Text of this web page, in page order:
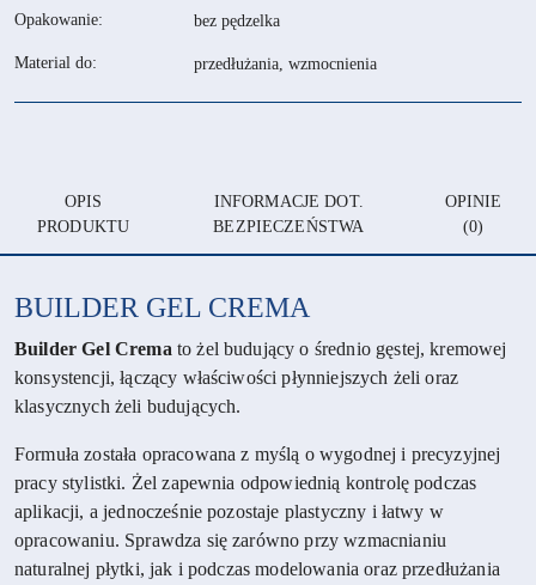
Opakowanie: bez pędzelka
Material do: przedłużania, wzmocnienia
OPIS
PRODUKTU
INFORMACJE DOT.
BEZPIECZEŃSTWA
OPINIE
(0)
BUILDER GEL CREMA
Builder Gel Crema to żel budujący o średnio gęstej, kremowej
konsystencji, łączący właściwości płynniejszych żeli oraz
klasycznych żeli budujących.
Formuła została opracowana z myślą o wygodnej i precyzyjnej
pracy stylistki. Żel zapewnia odpowiednią kontrolę podczas
aplikacji, a jednocześnie pozostaje plastyczny i łatwy w
opracowaniu. Sprawdza się zarówno przy wzmacnianiu
naturalnej płytki, jak i podczas modelowania oraz przedłużania